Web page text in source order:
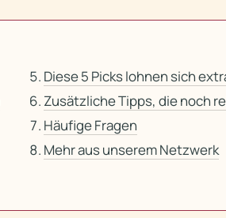
Diese 5 Picks lohnen sich
Zusätzliche Tipps, die noch
Häufige Fragen
Mehr aus unserem Netzwerk